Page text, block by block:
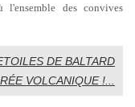
des convives
DE BALTARD
VOLCANIQUE !...